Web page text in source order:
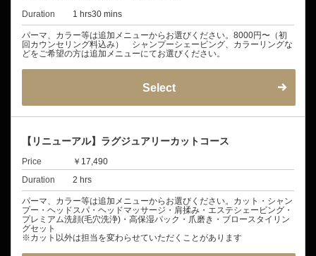
Duration 1 hrs30 mins
パーマ、カラー等は追加メニューからお選びください。8000円〜（初
回カウンセリング料込み） シャンプーシェービング、カラーリングな
どをご希望の方は追加メニューにてお選びください。
Select
【リニューアル】ラグジュアリーカットコース
Price
￥17,490
Duration
2 hrs
パーマ、カラー等は追加メニューからお選びください。カット・シャン
プー・ヘッドスパ・ヘッドマッサージ・肩揉み・エステシェービング・
プレミアム洗顔(毛穴洗浄)・高保湿パック・爪磨き・ブロースタイリン
グセット
※カット以外は担当を変わらせていただくことがあります